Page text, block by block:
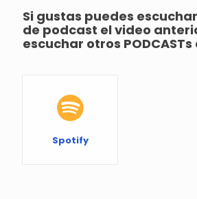
Si gustas puedes
de podcast el video
escuchar otros
Spotify